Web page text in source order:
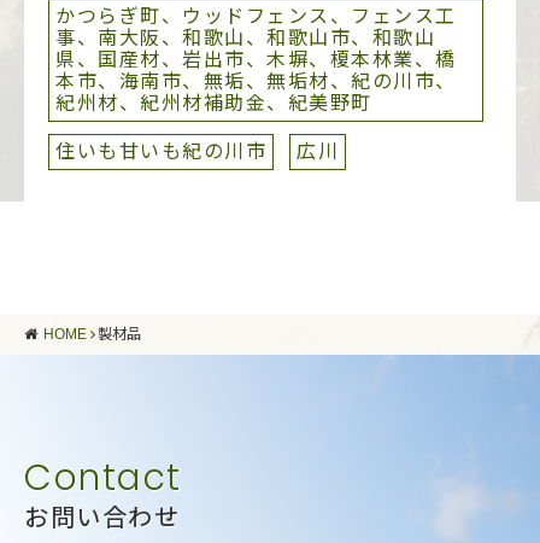
かつらぎ町、ウッドフェンス、フェンス工
事、南大阪、和歌山、和歌山市、和歌山
県、国産材、岩出市、木塀、榎本林業、橋
本市、海南市、無垢、無垢材、紀の川市、
紀州材、紀州材補助金、紀美野町
住いも甘いも紀の川市
広川
HOME 製材品
お問い合わせ